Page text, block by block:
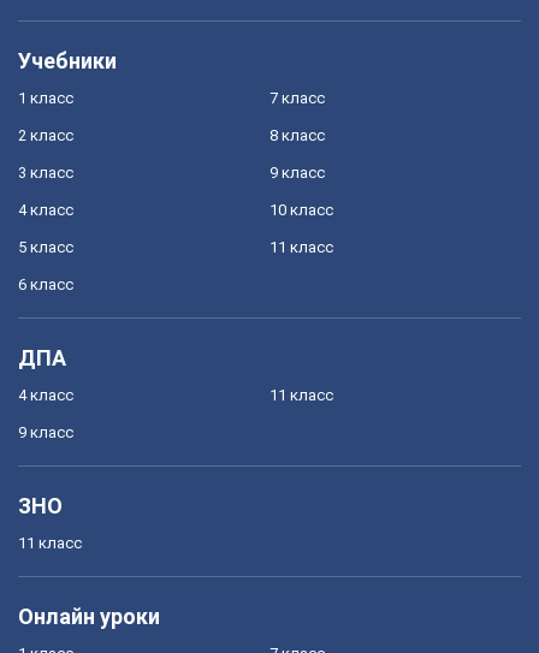
Учебники
1 класс
2 класс
3 класс
4 класс
5 класс
6 класс
7 класс
8 класс
9 класс
10 класс
11 класс
ДПА
4 класс
9 класс
11 класс
ЗНО
11 класс
Онлайн уроки